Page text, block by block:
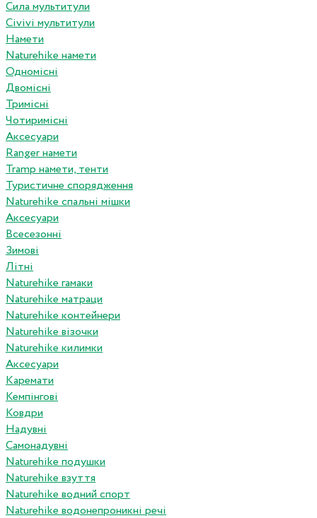
Сила мультитули
Civivi мультитули
Намети
Naturehike намети
Одномісні
Двомісні
Тримісні
Чотиримісні
Аксесуари
Ranger намети
Tramp намети, тенти
Туристичне спорядження
Naturehike спальні мішки
Аксесуари
Всесезонні
Зимові
Літні
Naturehike гамаки
Naturehike матраци
Naturehike контейнери
Naturehike візочки
Naturehike килимки
Аксесуари
Каремати
Кемпінгові
Ковдри
Надувні
Самонадувні
Naturehike подушки
Naturehike взуття
Naturehike водний спорт
Naturehike водонепроникні речі